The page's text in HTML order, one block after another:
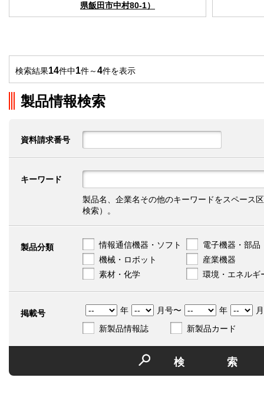
県飯田市中村80-1）
検索結果14件中1件～4件を表示
製品情報検索
資料請求番号
キーワード
製品名、企業名その他のキーワードをスペース
検索）。
製品分類 情報通信機器・ソフト
電子機器・部品
機械・ロボット
産業機器
素材・化学
環境・エネルギ
掲載号 年 月号〜 年
新製品情報誌
新製品カード
検